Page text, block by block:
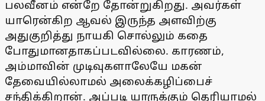
பலவீனம் என்றே தோன்றுகிறது. அவர்கள்
யாரென்கிற ஆவல் இருந்த அளவிற்கு
அதுகுறித்து நாயகி சொல்லும் கதை
போதுமானதாகப்படவில்லை. காரணம்,
அம்மாவின் முடிவுகளாலேயே மகன்
தேவையில்லாமல் அலைக்கழிப்பைச்
சந்திக்கிறான். அப்படி யாருக்கும் தெரியாமல்